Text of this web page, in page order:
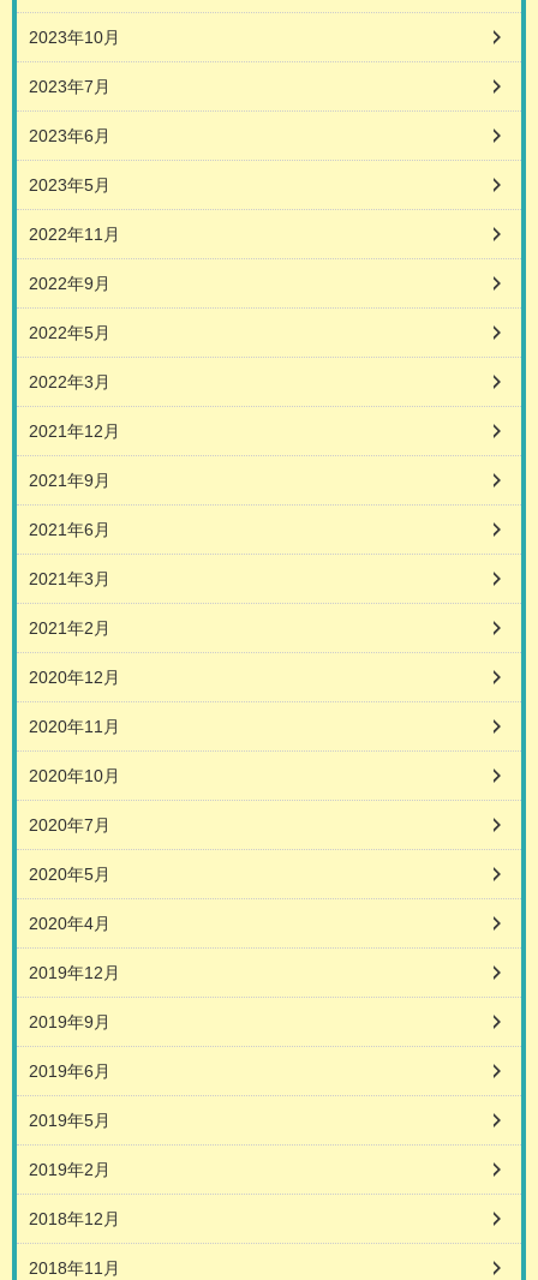
2023年10月
2023年7月
2023年6月
2023年5月
2022年11月
2022年9月
2022年5月
2022年3月
2021年12月
2021年9月
2021年6月
2021年3月
2021年2月
2020年12月
2020年11月
2020年10月
2020年7月
2020年5月
2020年4月
2019年12月
2019年9月
2019年6月
2019年5月
2019年2月
2018年12月
2018年11月